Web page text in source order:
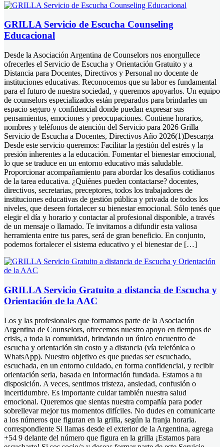
GRILLA Servicio de Escucha Counseling
Educacional
Desde la Asociación Argentina de Counselors nos enorgullece
ofrecerles el Servicio de Escucha y Orientación Gratuito y a
Distancia para Docentes, Directivos y Personal no docente de
instituciones educativas. Reconocemos que su labor es fundamental
para el futuro de nuestra sociedad, y queremos apoyarlos. Un equipo
de counselors especializados están preparados para brindarles un
espacio seguro y confidencial donde puedan expresar sus
pensamientos, emociones y preocupaciones. Contiene horarios,
nombres y teléfonos de atención del Servicio para 2026 Grilla
Servicio de Escucha a Docentes, Directivos Año 2026(1)Descarga
Desde este servicio queremos: Facilitar la gestión del estrés y la
presión inherentes a la educación. Fomentar el bienestar emocional,
lo que se traduce en un entorno educativo más saludable.
Proporcionar acompañamiento para abordar los desafíos cotidianos
de la tarea educativa. ¿Quiénes pueden contactarse? docentes,
directivos, secretarias, preceptores, todos los trabajadores de
instituciones educativas de gestión pública y privada de todos los
niveles, que deseen fortalecer su bienestar emocional. Sólo tenés que
elegir el día y horario y contactar al profesional disponible, a través
de un mensaje o llamado. Te invitamos a difundir esta valiosa
herramienta entre tus pares, será de gran beneficio. En conjunto,
podemos fortalecer el sistema educativo y el bienestar de […]
GRILLA Servicio Gratuito a distancia de Escucha y
Orientación de la AAC
Los y las profesionales que formamos parte de la Asociación
Argentina de Counselors, ofrecemos nuestro apoyo en tiempos de
crisis, a toda la comunidad, brindando un único encuentro de
escucha y orientación sin costo y a distancia (vía telefónica o
WhatsApp). Nuestro objetivo es que puedas ser escuchado,
escuchada, en un entorno cuidado, en forma confidencial, y recibir
orientación seria, basada en información fundada. Estamos a tu
disposición. A veces, sentimos tristeza, ansiedad, confusión o
incertidumbre. Es importante cuidar también nuestra salud
emocional. Queremos que sientas nuestra compañía para poder
sobrellevar mejor tus momentos difíciles. No dudes en comunicarte
a los números que figuran en la grilla, según la franja horaria.
correspondiente Si llamas desde el exterior de la Argentina, agrega
+54 9 delante del número que figura en la grilla ¡Estamos para